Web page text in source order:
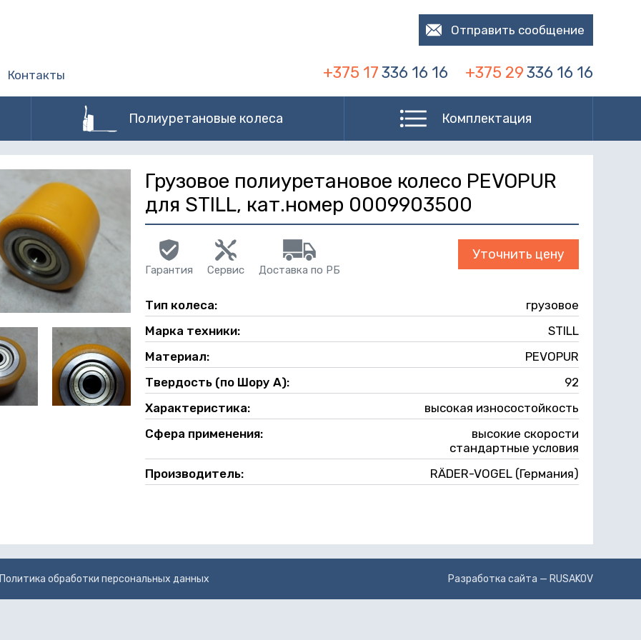
Контакты
Отправить сообщение
+375 17336 16 16 +375 29336 16 16
Полиуретановые колеса Комплектация
Грузовое полиуретановое колесо PEVOPUR
для STILL, кат.номер 0009903500
Гарантия Сервис Доставка по РБ
Уточнить цену
Тип колеса:
грузовое
Марка техники:
STILL
Материал:
PEVOPUR
Твердость (по Шору А):
92
Характеристика:
высокая износостойкость
Сфера применения:
высокие скорости
стандартные условия
Производитель:
RÄDER-VOGEL (Германия)
Политика обработки персональных данных Разработка сайта — RUSAKOV